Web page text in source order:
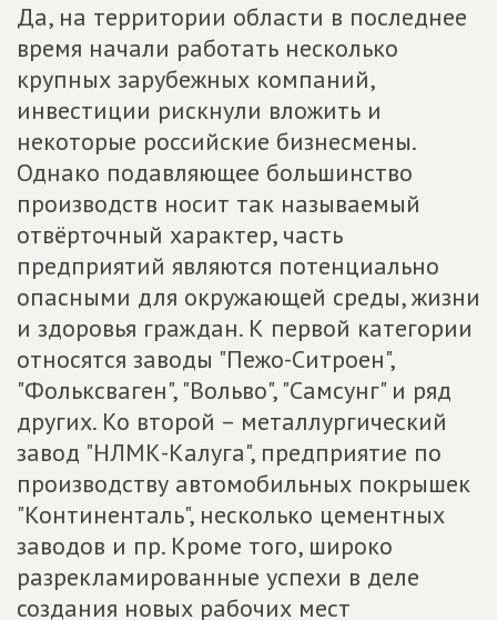
Да, на территории области в последнее
время начали работать несколько
крупных зарубежных компаний,
инвестиции рискнули вложить и
некоторые российские бизнесмены.
Однако подавляющее большинство
производств носит так называемый
отвёрточный характер, часть
предприятий являются потенциально
опасными для окружающей среды, жизни
и здоровья граждан. К первой категории
относятся заводы "Пежо-Ситроен",
"Фольксваген", "Вольво", "Самсунг" и ряд
других. Ко второй – металлургический
завод "НЛМК-Калуга", предприятие по
производству автомобильных покрышек
"Континенталь", несколько цементных
заводов и пр. Кроме того, широко
разрекламированные успехи в деле
создания новых рабочих мест